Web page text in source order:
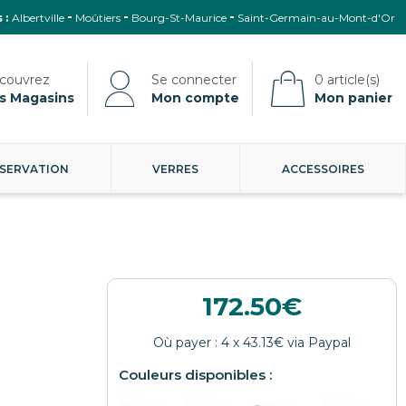
: Albertville Moûtiers Bourg-St-Maurice Saint-Germain-au-Mont-d'Or
Magasins Mon compte Mon panier
VERRES ACCESSOIRES
172.50